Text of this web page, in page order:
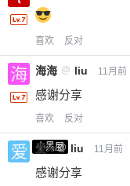
喜欢 反对
海海 @ liu 11月前
感谢分享
喜欢 反对
小黑屋
爱X @ liu 11月前
感谢分享